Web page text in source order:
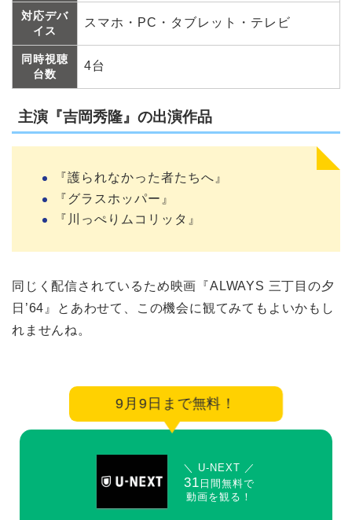
対応デバ
イス
スマホ・PC・タブレット・テレビ
同時視聴
台数
4台
主演『吉岡秀隆』の出演作品
『護られなかった者たちへ』
『グラスホッパー』
『川っぺりムコリッタ』
同じく配信されているため映画『ALWAYS 三丁目の夕
日’64』とあわせて、この機会に観てみてもよいかもし
れませんね。
9月9日まで無料！
＼ U-NEXT ／
31 日間無料で
動画を観る！